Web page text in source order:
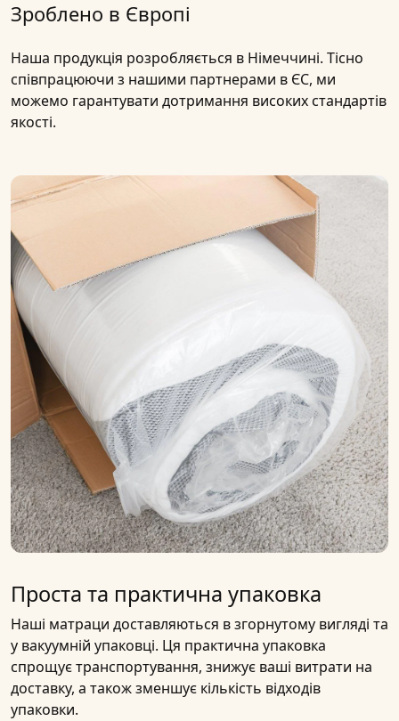
Зроблено в Європі
Наша продукція розробляється в Німеччині. Тісно
співпрацюючи з нашими партнерами в ЄС, ми
можемо гарантувати дотримання високих стандартів
якості.
Проста та практична упаковка
Наші матраци доставляються в згорнутому вигляді та
у вакуумній упаковці. Ця практична упаковка
спрощує транспортування, знижує ваші витрати на
доставку, а також зменшує кількість відходів
упаковки.